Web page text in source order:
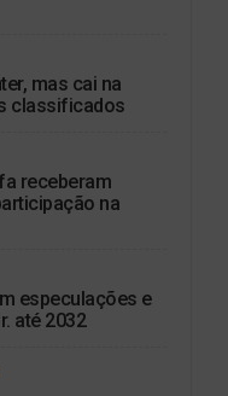
mas cai na
classificados
receberam
na
especulações e
até 2032